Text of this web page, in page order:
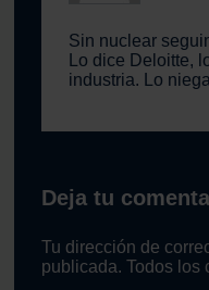
Sin nuclear
Lo dice Deloitte,
industria. Lo
Deja tu
Tu dirección de
publicada. Todos los